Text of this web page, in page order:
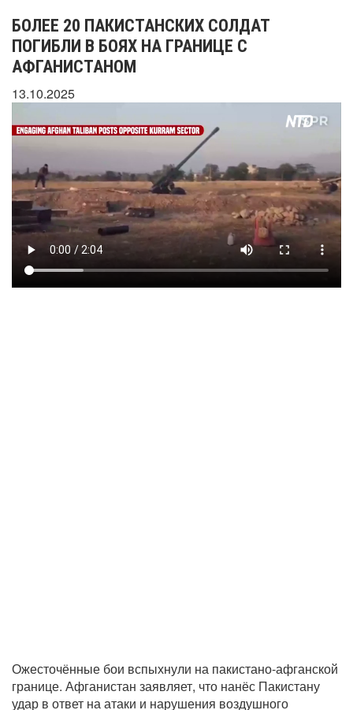
БОЛЕЕ 20 ПАКИСТАНСКИХ СОЛДАТ
ПОГИБЛИ В БОЯХ НА ГРАНИЦЕ С
АФГАНИСТАНОМ
13.10.2025
Ожесточённые бои вспыхнули на пакистано-афганской
границе. Афганистан заявляет, что нанёс Пакистану
удар в ответ на атаки и нарушения воздушного